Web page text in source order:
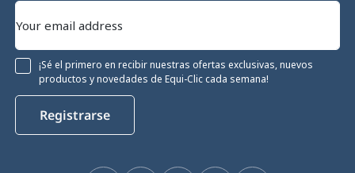
¡Sé el primero en recibir nuestras ofertas exclusivas, nuevos
productos y novedades de Equi-Clic cada semana!
Registrarse